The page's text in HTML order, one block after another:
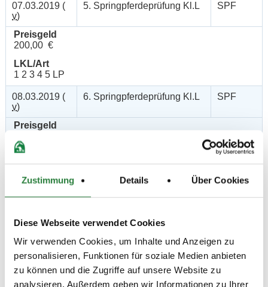
Zustimmung Details Über Cookies
Diese Webseite verwendet Cookies
Wir verwenden Cookies, um Inhalte und Anzeigen zu
personalisieren, Funktionen für soziale Medien anbieten
zu können und die Zugriffe auf unsere Website zu
analysieren. Außerdem geben wir Informationen zu Ihrer
07.03.2019 (
v)
5. Springpferdeprüfung Kl.L SPF
Preisgeld
200,00 €
LKL/Art
1 2 3 4 5 LP
08.03.2019 (
v)
6. Springpferdeprüfung Kl.L SPF
Preisgeld
LKL/Art
1 2 3 4 5 LP
v)
200,00 €
LKL/Art
1 2 3 4 5 LP
8. Springpferdeprüfung Kl.L